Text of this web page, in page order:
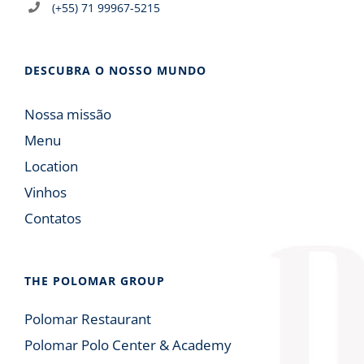
(+55) 71 99967-5215
DESCUBRA O NOSSO MUNDO
Nossa missão
Menu
Location
Vinhos
Contatos
THE POLOMAR GROUP
Polomar Restaurant
Polomar Polo Center & Academy